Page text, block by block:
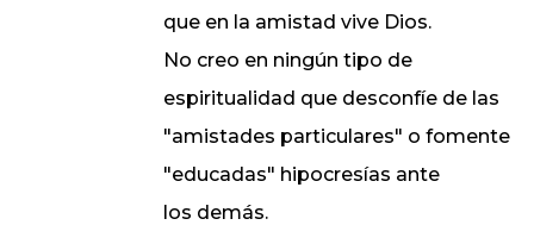
que en la amistad vive Dios.
No creo en ningún tipo de
espiritualidad que desconfíe de las
"amistades particulares" o fomente
"educadas" hipocresías ante
los demás.